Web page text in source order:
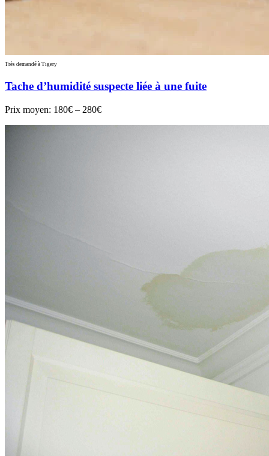
Très demandé à Tigery
Tache d’humidité suspecte liée à une fuite
Prix moyen: 180€ – 280€